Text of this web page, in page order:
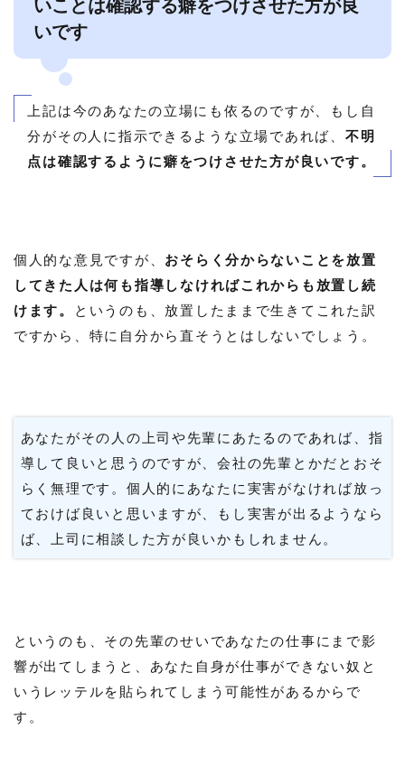
いです
上記は今のあなたの立場にも依るのですが、もし自
分がその人に指示できるような立場であれば、 不明
点は確認するように癖をつけさせた方が良いです。
個人的な意見ですが、 おそらく分からないことを放置
してきた人は何も指導しなければこれからも放置し続
けます。
というのも、放置したままで生きてこれた訳
ですから、特に自分から直そうとはしないでしょう。
あなたがその人の上司や先輩にあたるのであれば、指
導して良いと思うのですが、会社の先輩とかだとおそ
らく無理です。個人的にあなたに実害がなければ放っ
ておけば良いと思いますが、もし実害が出るようなら
ば、上司に相談した方が良いかもしれません。
というのも、その先輩のせいであなたの仕事にまで影
響が出てしまうと、あなた自身が仕事ができない奴と
いうレッテルを貼られてしまう可能性があるからで
す。